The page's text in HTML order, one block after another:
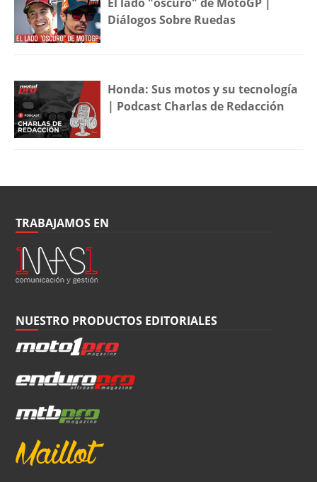
Diálogos Sobre Ruedas
Honda: Sus motos y su tecnología
| Podcast Charlas de Redacción
TRABAJAMOS EN
NUESTRO PRODUCTOS EDITORIALES